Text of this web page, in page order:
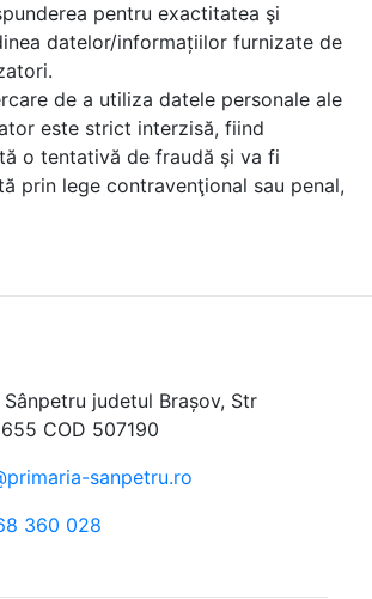
pentru exactitatea şi
datelor/informațiilor furnizate de
de a utiliza datele personale ale
este strict interzisă, fiind
o tentativă de fraudă şi va fi
prin lege contravenţional sau penal,
Sânpetru judetul Brașov, Str
COD 507190
sanpetru.ro
360 028